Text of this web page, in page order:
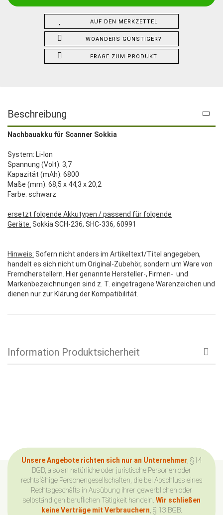
AUF DEN MERKZETTEL
WOANDERS GÜNSTIGER?
FRAGE ZUM PRODUKT
Beschreibung
Nachbauakku für Scanner Sokkia
System: Li-Ion
Spannung (Volt): 3,7
Kapazität (mAh): 6800
Maße (mm): 68,5 x 44,3 x 20,2
Farbe: schwarz
ersetzt folgende Akkutypen / passend für folgende
Geräte: Sokkia SCH-236, SHC-336, 60991
Hinweis: Sofern nicht anders im Artikeltext/Titel angegeben,
handelt es sich nicht um Original-Zubehör, sondern um Ware von
Fremdherstellern. Hier genannte Hersteller-, Firmen- und
Markenbezeichnungen sind z. T. eingetragene Warenzeichen und
dienen nur zur Klärung der Kompatibilität.
Information Produktsicherheit
Unsere Angebote richten sich nur an Unternehmer , §14
BGB, also an natürliche oder juristische Personen oder
rechtsfähige Personengesellschaften, die bei Abschluss eines
Rechtsgeschäfts in Ausübung ihrer gewerblichen oder
selbständigen beruflichen Tätigkeit handeln. Wir schließen
keine Verträge mit Verbrauchern , § 13 BGB.